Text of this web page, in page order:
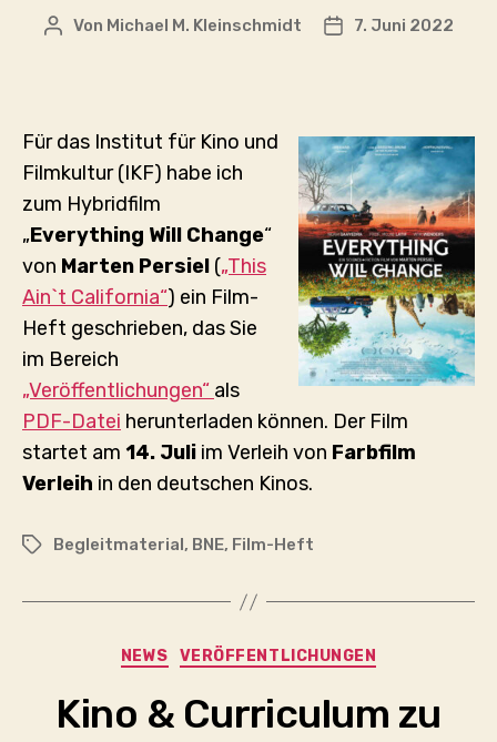
Beitragsautor
Von Michael M. Kleinschmidt 7. Juni 2022
Für das Institut für Kino und
Filmkultur (IKF) habe ich
zum Hybridfilm
„Everything Will Change“
von Marten Persiel („This
Ain`t California“) ein Film-
Heft geschrieben, das Sie
im Bereich
„Veröffentlichungen“ als
PDF-Datei herunterladen können. Der Film
startet am 14. Juli im Verleih von Farbfilm
Verleih in den deutschen Kinos.
Schlagwörter
Begleitmaterial, BNE, Film-Heft
Kategorien
NEWS VERÖFFENTLICHUNGEN
Kino & Curriculum zu